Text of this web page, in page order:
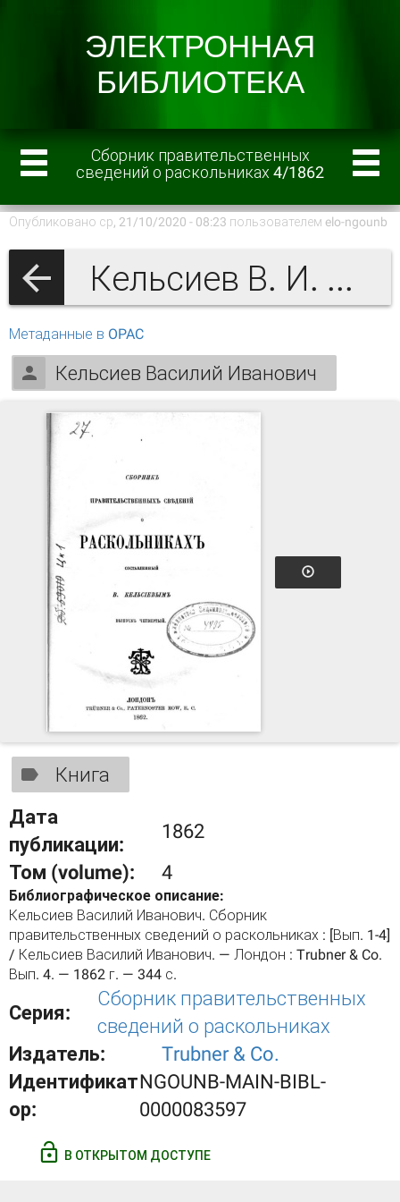
Сборник правительственных
сведений о раскольниках 4/1862
Опубликовано ср, 21/10/2020 - 08:23 пользователем elo-ngounb
Кельсиев В. И. Сборник правительственных сведений о раскольниках
Метаданные в OPAC
Кельсиев Василий Иванович
Книга
Дата
публикации:
1862
Том (volume):
4
Библиографическое описание:
Кельсиев Василий Иванович. Сборник
правительственных сведений о раскольниках : [Вып. 1-4]
/ Кельсиев Василий Иванович. — Лондон : Trubner & Co.
Вып. 4. — 1862 г. — 344 с.
Серия:
Сборник правительственных
сведений о раскольниках
Издатель:
Trubner & Co.
Идентификат
ор:
NGOUNB-MAIN-BIBL-
0000083597
В ОТКРЫТОМ ДОСТУПЕ